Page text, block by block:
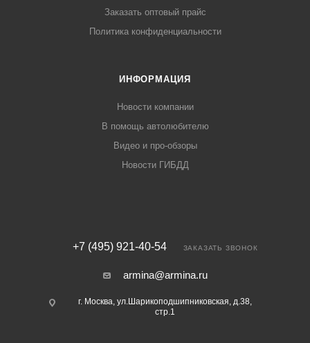
Заказать оптовый прайс
Политика конфиденциальности
ИНФОРМАЦИЯ
Новости компании
В помощь автолюбителю
Видео и про-обзоры
Новости ГИБДД
+7 (495) 921-40-54 ЗАКАЗАТЬ ЗВОНОК
armina@armina.ru
г. Москва, ул.Шарикоподшипниковская, д.38,
стр.1